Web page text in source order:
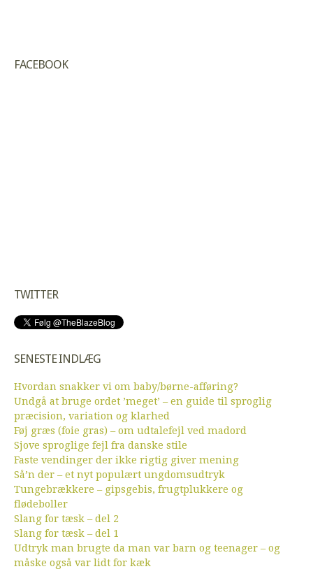
FACEBOOK
TWITTER
SENESTE INDLÆG
Hvordan snakker vi om baby/børne-afføring?
Undgå at bruge ordet ’meget’ – en guide til sproglig
præcision, variation og klarhed
Føj græs (foie gras) – om udtalefejl ved madord
Sjove sproglige fejl fra danske stile
Faste vendinger der ikke rigtig giver mening
Så’n der – et nyt populært ungdomsudtryk
Tungebrækkere – gipsgebis, frugtplukkere og
flødeboller
Slang for tæsk – del 2
Slang for tæsk – del 1
Udtryk man brugte da man var barn og teenager – og
måske også var lidt for kæk